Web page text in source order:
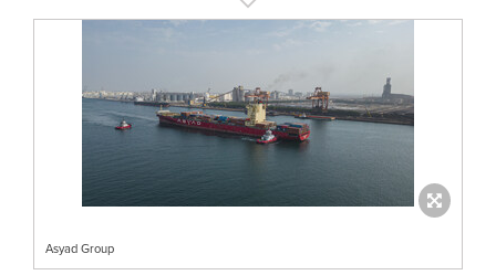
Asyad Group